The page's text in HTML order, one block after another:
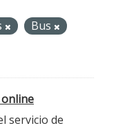
Bus
servicio de